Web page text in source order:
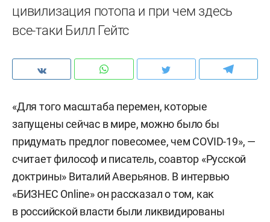
цивилизация потопа и при чем здесь
все-таки Билл Гейтс
«Для того масштаба перемен, которые
запущены сейчас в мире, можно было бы
придумать предлог повесомее, чем COVID-19», —
считает философ и писатель, соавтор «Русской
доктрины» Виталий Аверьянов. В интервью
«БИЗНЕС Online» он рассказал о том, как
в российской власти были ликвидированы